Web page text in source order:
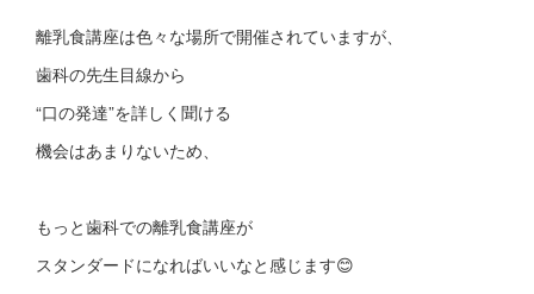
離乳食講座は色々な場所で開催されていますが、
歯科の先生目線から
“口の発達”を詳しく聞ける
機会はあまりないため、
もっと歯科での離乳食講座が
スタンダードになればいいなと感じます😊